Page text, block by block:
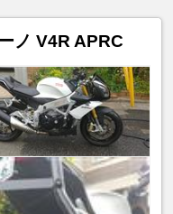
ノ V4R APRC